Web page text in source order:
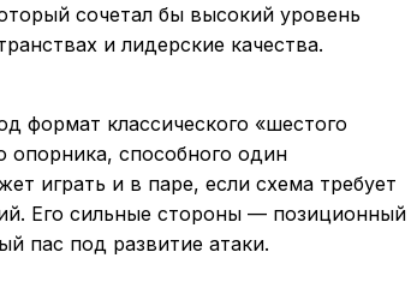
сочетал бы высокий уровень
и лидерские качества.
формат классического «шестого
опорника, способного один
играть и в паре, если схема требует
Его сильные стороны — позиционный
пас под развитие атаки.